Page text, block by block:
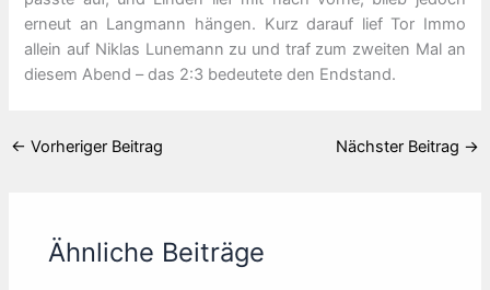
erneut an Langmann hängen. Kurz darauf lief Tor Immo
allein auf Niklas Lunemann zu und traf zum zweiten Mal an
diesem Abend – das 2:3 bedeutete den Endstand.
← Vorheriger Beitrag Nächster Beitrag →
Ähnliche Beiträge